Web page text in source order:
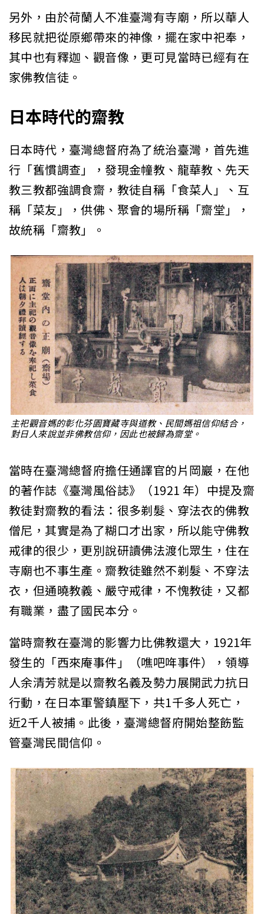
另外，由於荷蘭人不准臺灣有寺廟，所以華人
移民就把從原鄉帶來的神像，擺在家中祀奉，
其中也有釋迦、觀音像，更可見當時已經有在
家佛教信徒。
日本時代的齋教
日本時代，臺灣總督府為了統治臺灣，首先進
行「舊慣調查」，發現金幢教、龍華教、先天
教三教都強調食齋，教徒自稱「食菜人」、互
稱「菜友」，供佛、聚會的場所稱「齋堂」，
故統稱「齋教」。
主祀觀音媽的彰化芬園寶藏寺與道教、民間媽祖信仰結合，
對日人來說並非佛教信仰，因此也被歸為齋堂。
當時在臺灣總督府擔任通譯官的片岡巖，在他
的著作誌《臺灣風俗誌》（1921 年）中提及齋
教徒對齋教的看法：很多剃髮、穿法衣的佛教
僧尼，其實是為了糊口才出家，所以能守佛教
戒律的很少，更別說研讀佛法渡化眾生，住在
寺廟也不事生產。齋教徒雖然不剃髮、不穿法
衣，但通曉教義、嚴守戒律，不愧教徒，又都
有職業，盡了國民本分。
當時齋教在臺灣的影響力比佛教還大，1921年
發生的「西來庵事件」（噍吧哖事件），領導
人余清芳就是以齋教名義及勢力展開武力抗日
行動，在日本軍警鎮壓下，共1千多人死亡，
近2千人被捕。此後，臺灣總督府開始整飭監
管臺灣民間信仰。